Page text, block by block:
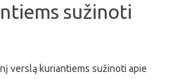
sužinoti
verslą kuriantiems sužinoti apie